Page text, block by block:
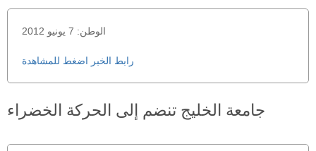
الوطن: 7 يونيو 2012
رابط الخبر اضغط للمشاهدة
جامعة الخليج تنضم إلى الحركة الخضراء